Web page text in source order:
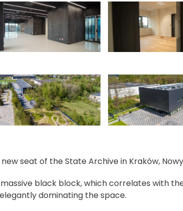
w galerii
spowoduje powiększenie zdjęcia w galerii
kliknięcie
w galerii
spowoduje powiększenie zdjęcia w galerii
kliknięcie
seat of the State Archive in Kraków,
black block, which correlates with
dominating the space.